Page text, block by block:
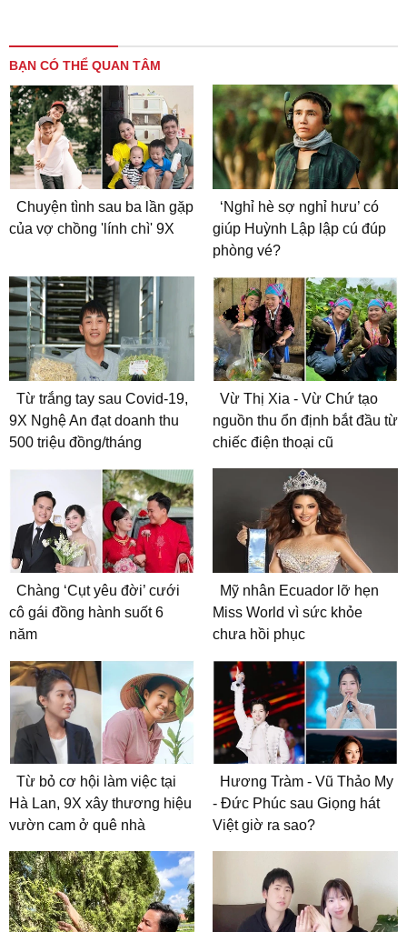
BẠN CÓ THỂ QUAN TÂM
Chuyện tình sau ba lần gặp
của vợ chồng 'lính chì' 9X
‘Nghỉ hè sợ nghỉ hưu’ có
giúp Huỳnh Lập lập cú đúp
phòng vé?
Từ trắng tay sau Covid-19,
9X Nghệ An đạt doanh thu
500 triệu đồng/tháng
Vừ Thị Xia - Vừ Chứ tạo
nguồn thu ổn định bắt đầu từ
chiếc điện thoại cũ
Chàng ‘Cụt yêu đời’ cưới
cô gái đồng hành suốt 6
năm
Mỹ nhân Ecuador lỡ hẹn
Miss World vì sức khỏe
chưa hồi phục
Từ bỏ cơ hội làm việc tại
Hà Lan, 9X xây thương hiệu
vườn cam ở quê nhà
Hương Tràm - Vũ Thảo My
- Đức Phúc sau Giọng hát
Việt giờ ra sao?